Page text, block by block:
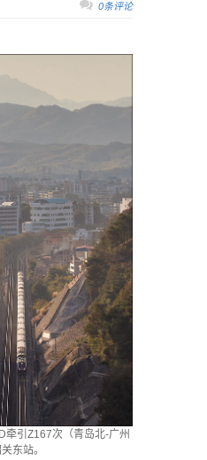
0条评论
牵引Z167次（青岛北-广州
东站。